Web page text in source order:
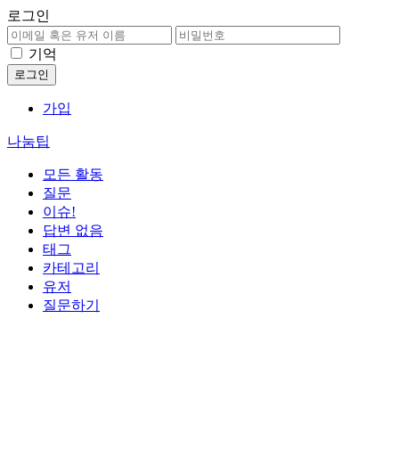
로그인
기억
가입
나눔팁
모든 활동
질문
이슈!
답변 없음
태그
카테고리
유저
질문하기